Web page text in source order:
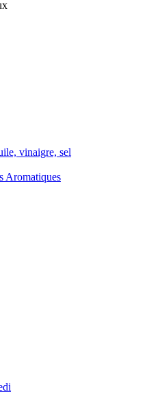
vinaigre, sel
Aromatiques